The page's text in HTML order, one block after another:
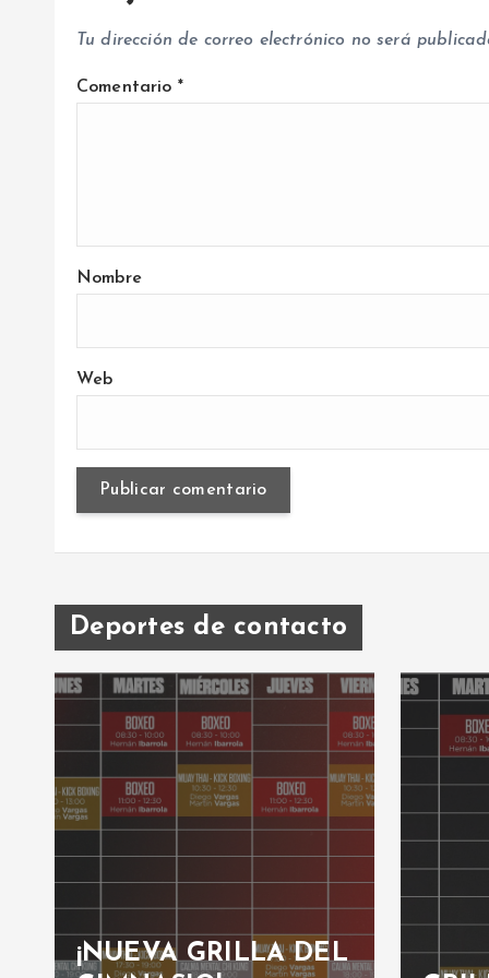
d
a
Tu dirección de correo electrónico no será
Comentario *
Nombre
Web
Deportes de contacto
¡NUEVA GRILLA DEL